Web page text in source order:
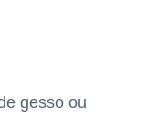
gesso ou